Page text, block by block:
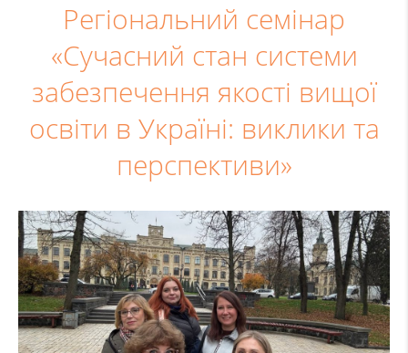
Регіональний семінар
«Сучасний стан системи
забезпечення якості вищої
освіти в Україні: виклики та
перспективи»